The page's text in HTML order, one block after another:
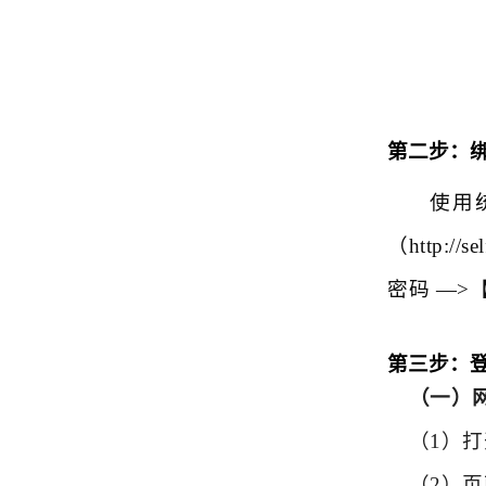
第二步：
使用
（http://
密码 —>
第三步：
（一）
（1）